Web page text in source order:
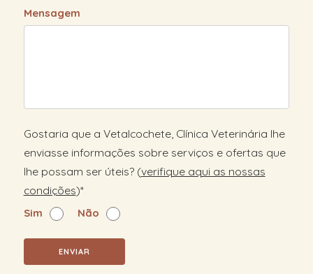
Mensagem
Gostaria que a Vetalcochete, Clínica Veterinária lhe
enviasse informações sobre serviços e ofertas que
lhe possam ser úteis? (verifique aqui as nossas
condições)*
Sim Não